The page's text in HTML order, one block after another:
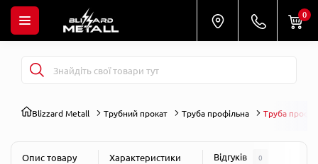
0
Blizzard Metall Трубний прокат Труба профільна Труба
Опис товару Характеристики Відгуків 0